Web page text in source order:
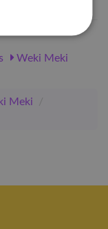
Weki Meki
Meki
/